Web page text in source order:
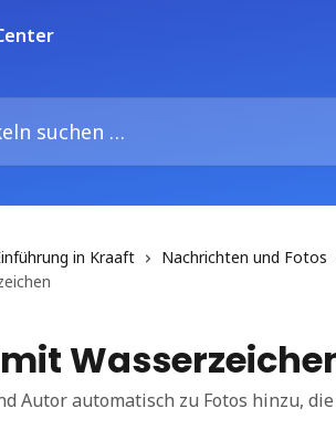
…
in Kraaft
Nachrichten und Fotos
Autor automatisch zu Fotos hinzu,